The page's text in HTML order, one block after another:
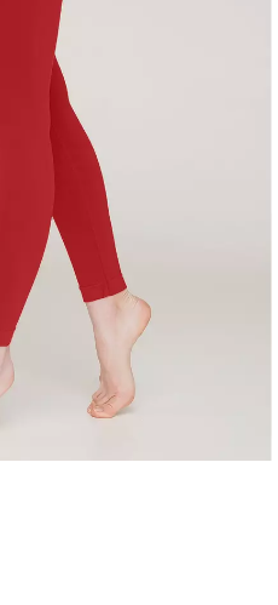
Велосипедки з високою
талією TRACKS 01
(чорний) Giulia
439 грн.
549 грн.